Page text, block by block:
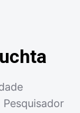
Pesquisador